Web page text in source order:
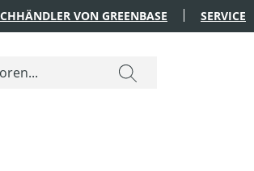
VON GREENBASE SERVICE